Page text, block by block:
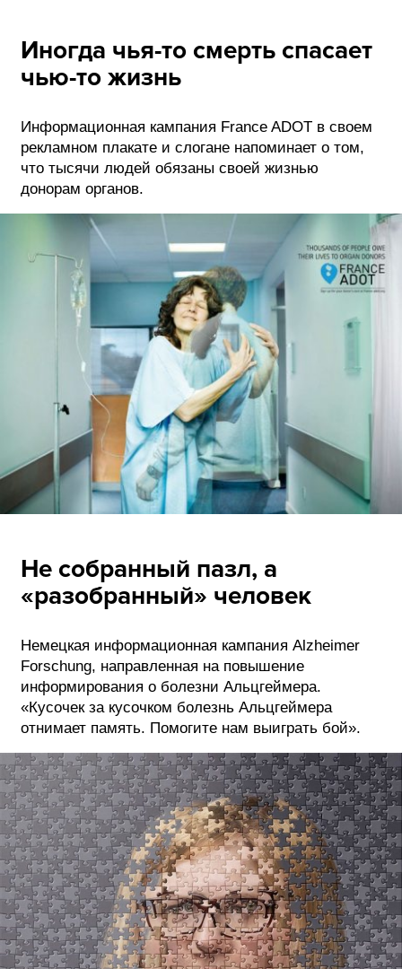
Иногда чья-то смерть спасает
чью-то жизнь
Информационная кампания France ADOT в своем
рекламном плакате и слогане напоминает о том,
что тысячи людей обязаны своей жизнью
донорам органов.
Не собранный пазл, а
«разобранный» человек
Немецкая информационная кампания Alzheimer
Forschung, направленная на повышение
информирования о болезни Альцгеймера.
«Кусочек за кусочком болезнь Альцгеймера
отнимает память. Помогите нам выиграть бой».